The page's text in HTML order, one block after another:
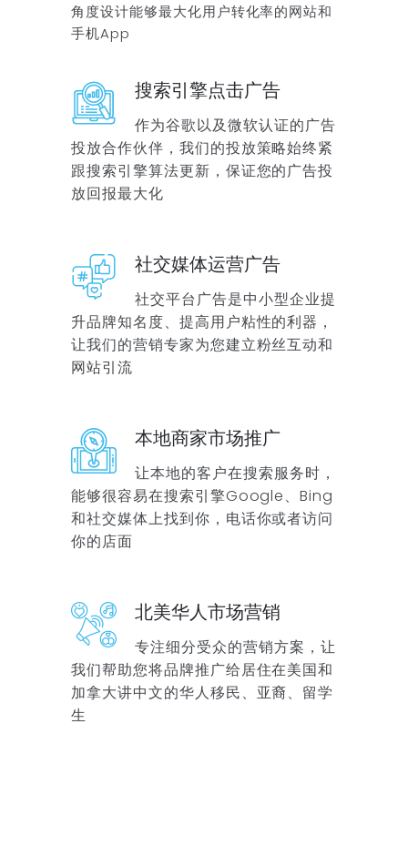
角度设计能够最大化用户转化率的网站和
手机App
搜索引擎点击广告
作为谷歌以及微软认证的广告
投放合作伙伴，我们的投放策略始终紧
跟搜索引擎算法更新，保证您的广告投
放回报最大化
社交媒体运营广告
社交平台广告是中小型企业提
升品牌知名度、提高用户粘性的利器，
让我们的营销专家为您建立粉丝互动和
网站引流
本地商家市场推广
让本地的客户在搜索服务时，
能够很容易在搜索引擎Google、Bing
和社交媒体上找到你，电话你或者访问
你的店面
北美华人市场营销
专注细分受众的营销方案，让
我们帮助您将品牌推广给居住在美国和
加拿大讲中文的华人移民、亚裔、留学
生